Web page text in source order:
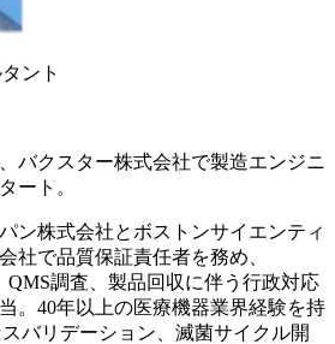
ント
バクスター株式会社で製造エンジニ
ート。
ン株式会社とボストンサイエンティ
社で品質保証責任者を務め、
QMS調査、製品回収に伴う行政対応
。40年以上の医療機器業界経験を持
バリデーション、滅菌サイクル開